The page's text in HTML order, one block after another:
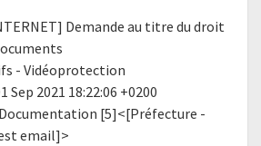
Demande au titre du droit
- Vidéoprotection
Sep 2021 18:22:06 +0200
Documentation [5]<[Préfecture -
email]>